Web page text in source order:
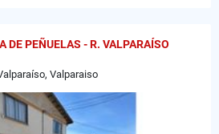
DE PEÑUELAS - R. VALPARAÍSO
Valparaiso